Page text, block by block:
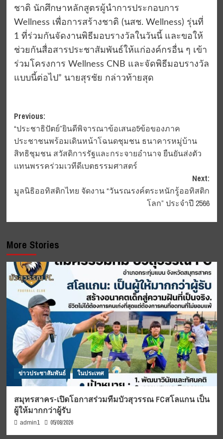
ชาติ นักศึกษาหลักสูตรผู้นำการประกอบการ
Wellness เพื่อการสร้างชาติ (นสช. Wellness) รุ่นที่
1 ที่ร่วมกันจัดงานพิธีมอบรางวัลในวันนี้ และขอให้
ช่วยกันสื่อสารประชาสัมพันธ์ให้แก่องค์กรอื่น ๆ เข้า
ร่วมโครงการ Wellness CNB และจัดพิธีมอบรางวัล
แบบนี้ต่อไป” นายสุรชัย กล่าวท้ายสุด
Post
navigation
Previous:
“ประชาธิปัตย์”ยินดีพิจารณาข้อเสนอ5ข้อของภาค
ประชาชนพร้อมเดินหน้าโฉนดชุมชน ธนาคารหมู่บ้าน
สิทธิชุมชน สวัสดิการรัฐและกระจายอำนาจ ยืนยันส่งตัว
แทนพรรคร่วมเวทีดีเบตธรรมศาสตร์
Next:
มูลนิธิออทิสติกไทย จัดงาน “วันรณรงค์ตระหนักรู้ออทิสติก
โลก” ประจำปี 2566
More Stories
ข่าวประชาสัมพันธ์ ในประเทศ
สมุทรสาคร-เปิดโอกาสร่วมทีมบัวสุวรรณ FCสโลแกน เป็น
ผู้ให้มากกว่าผู้รับ
admin1 05/08/2026